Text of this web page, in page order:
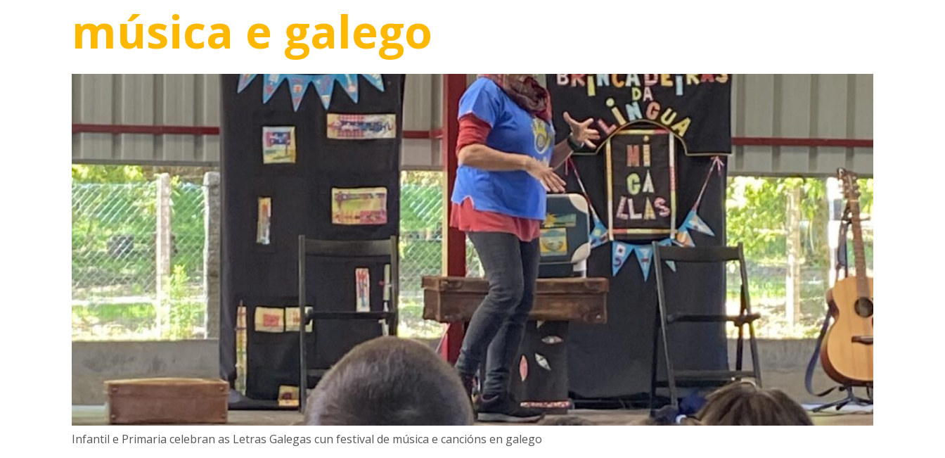
música e galego
Infantil e Primaria celebran as Letras Galegas cun festival de música e cancións en galego